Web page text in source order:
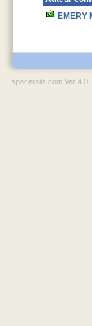
EMERY
Espacerails.com Ver 4.0